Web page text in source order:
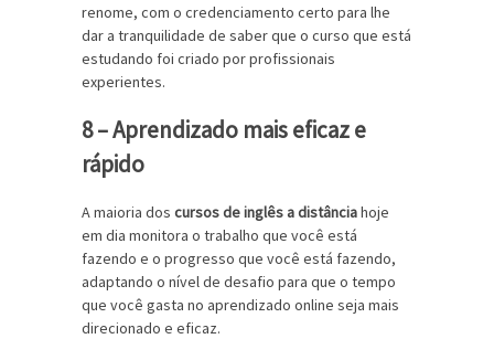
renome, com o credenciamento certo para lhe
dar a tranquilidade de saber que o curso que está
estudando foi criado por profissionais
experientes.
8 – Aprendizado mais eficaz e
rápido
A maioria dos cursos de inglês a distânciahoje
em dia monitora o trabalho que você está
fazendo e o progresso que você está fazendo,
adaptando o nível de desafio para que o tempo
que você gasta no aprendizado online seja mais
direcionado e eficaz.